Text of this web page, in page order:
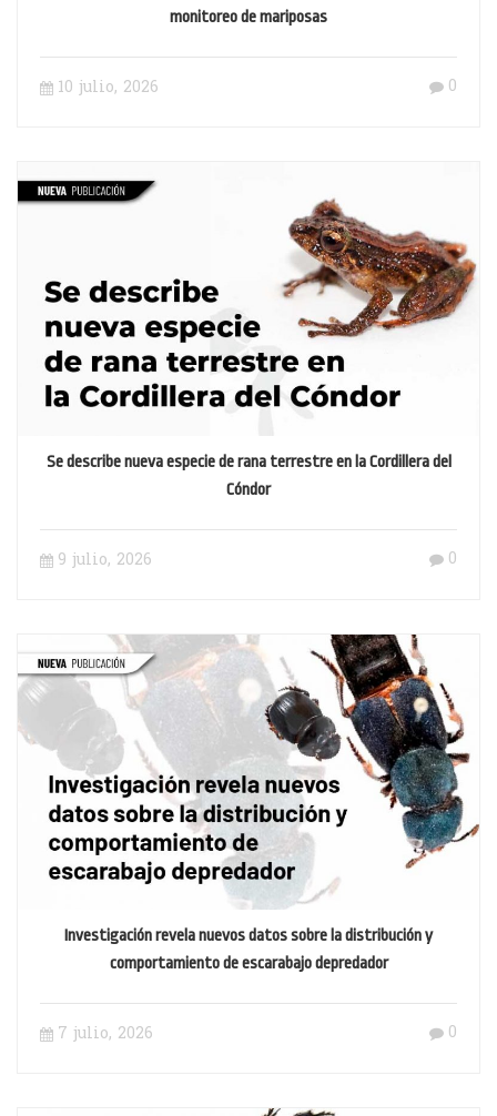
monitoreo de mariposas
10 julio, 2026 0
Se describe nueva especie de rana terrestre en la Cordillera del
Cóndor
9 julio, 2026 0
Investigación revela nuevos datos sobre la distribución y
comportamiento de escarabajo depredador
7 julio, 2026 0